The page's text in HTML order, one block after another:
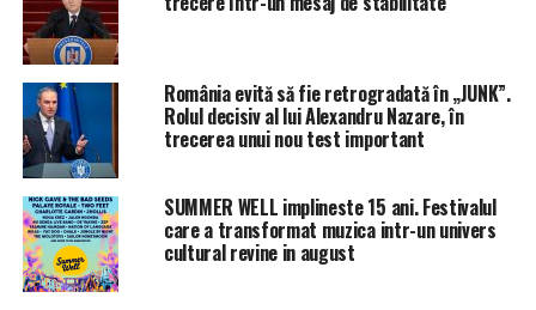
societăţi iar Madeira devine astfel o adevărată mină de
aur pentru investitorii străini care doreau să îşi crească
veniturile fără a părăsi teritoriul european.
Insula nu se află în vizorul instituţiilor de luptă contra
paradisurilor fiscale căci acestea estimează că Portugalia
dispune de un solid arsenal legislativ contra spălării
banilor. In ciuda eşecului de a dezvolta insula, Uniunea
Europenă nu prevede niciun pas pentru a ridica excepţia
fiscală. Avantajosul regim a fost prelungit în 2015, până
România evită să fie retrogradată în „JUNK”.
Rolul decisiv al lui Alexandru Nazare, în
trecerea unui nou test important
SUMMER WELL implineste 15 ani. Festivalul
care a transformat muzica intr-un univers
cultural revine in august